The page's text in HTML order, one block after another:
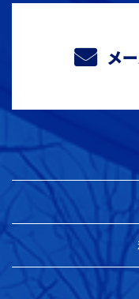
メ